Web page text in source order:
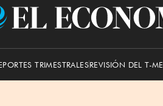
El
TRIMESTRALESREVISIÓN DEL T-